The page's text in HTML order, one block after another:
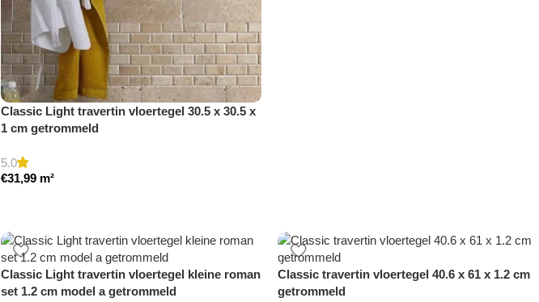
Classic Light travertin vloertegel 30.5 x 30.5 x
1 cm getrommeld
5.0
€31,99 m²
Classic Light travertin vloertegel kleine roman
set 1.2 cm model a getrommeld
Classic travertin vloertegel 40.6 x 61 x 1.2 cm
getrommeld